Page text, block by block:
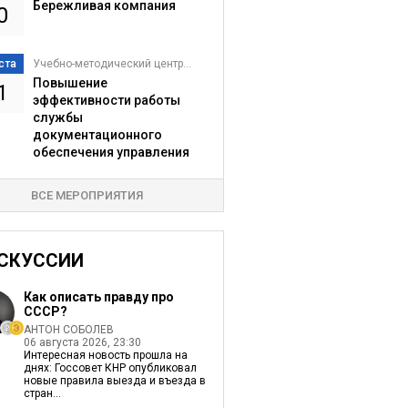
Бережливая компания
Учебно-методический центр...
Повышение
эффективности работы
службы
документационного
обеспечения управления
ВСЕ МЕРОПРИЯТИЯ
Как описать правду про
СССР?
АНТОН СОБОЛЕВ
06 августа 2026, 23:30
Интересная новость прошла на
днях: Госсовет КНР опубликовал
новые правила выезда и въезда в
стран...